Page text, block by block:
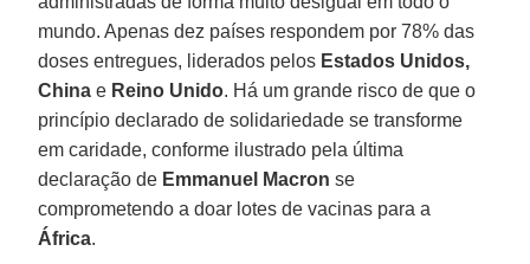
mundo. Apenas dez países respondem por 78% das
doses entregues, liderados pelos Estados Unidos,
Chinae Reino Unido. Há um grande risco de que o
princípio declarado de solidariedade se transforme
em caridade, conforme ilustrado pela última
declaração de Emmanuel Macron se
comprometendo a doar lotes de vacinas para a
África.